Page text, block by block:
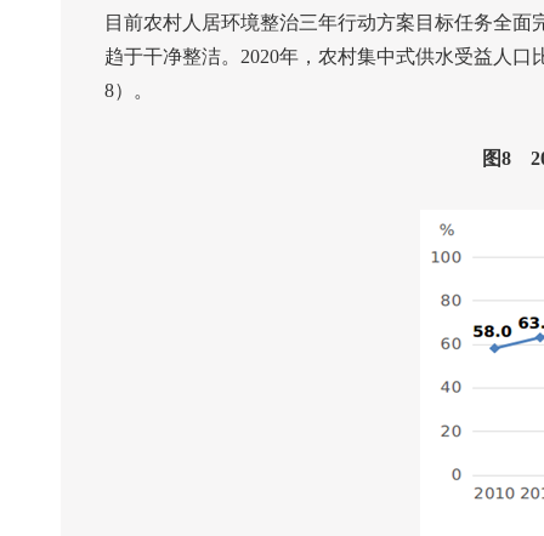
目前农村人居环境整治三年行动方案目标任务全面
趋于干净整洁。 2020年，农村集中式供水受益人口
8）。
图8